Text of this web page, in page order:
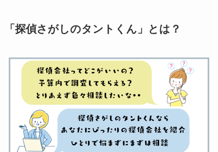
「探偵さがしのタントくん」とは？